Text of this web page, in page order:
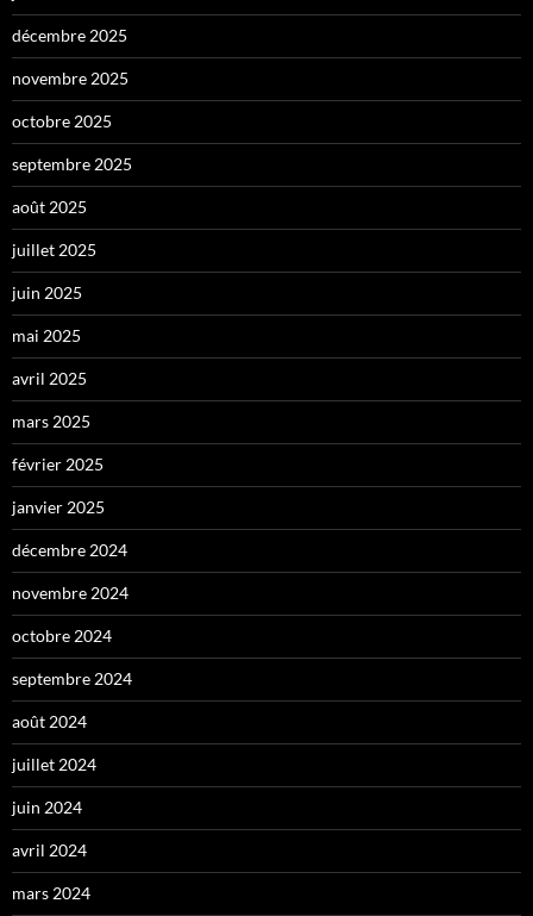
décembre 2025
novembre 2025
octobre 2025
septembre 2025
août 2025
juillet 2025
juin 2025
mai 2025
avril 2025
mars 2025
février 2025
janvier 2025
décembre 2024
novembre 2024
octobre 2024
septembre 2024
août 2024
juillet 2024
juin 2024
avril 2024
mars 2024